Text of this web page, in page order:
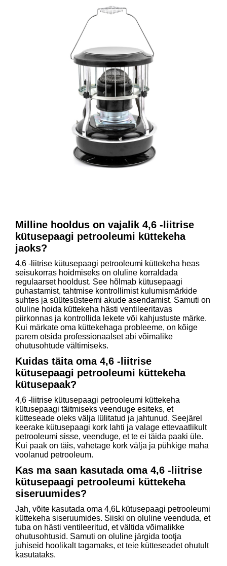
Milline hooldus on vajalik 4,6 -liitrise
kütusepaagi petrooleumi küttekeha
jaoks?
4,6 -liitrise kütusepaagi petrooleumi küttekeha heas
seisukorras hoidmiseks on oluline korraldada
regulaarset hooldust. See hõlmab kütusepaagi
puhastamist, tahtmise kontrollimist kulumismärkide
suhtes ja süütesüsteemi akude asendamist. Samuti on
oluline hoida küttekeha hästi ventileeritavas
piirkonnas ja kontrollida lekete või kahjustuste märke.
Kui märkate oma küttekehaga probleeme, on kõige
parem otsida professionaalset abi võimalike
ohutusohtude vältimiseks.
Kuidas täita oma 4,6 -liitrise
kütusepaagi petrooleumi küttekeha
kütusepaak?
4,6 -liitrise kütusepaagi petrooleumi küttekeha
kütusepaagi täitmiseks veenduge esiteks, et
kütteseade oleks välja lülitatud ja jahtunud. Seejärel
keerake kütusepaagi kork lahti ja valage ettevaatlikult
petrooleumi sisse, veenduge, et te ei täida paaki üle.
Kui paak on täis, vahetage kork välja ja pühkige maha
voolanud petrooleum.
Kas ma saan kasutada oma 4,6 -liitrise
kütusepaagi petrooleumi küttekeha
siseruumides?
Jah, võite kasutada oma 4,6L kütusepaagi petrooleumi
küttekeha siseruumides. Siiski on oluline veenduda, et
tuba on hästi ventileeritud, et vältida võimalikke
ohutusohtusid. Samuti on oluline järgida tootja
juhiseid hoolikalt tagamaks, et teie kütteseadet ohutult
kasutataks.